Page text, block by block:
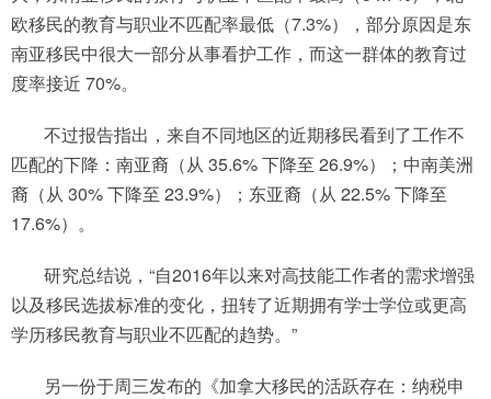
欧移民的教育与职业不匹配率最低（7.3%），部分原因是东
南亚移民中很大一部分从事看护工作，而这一群体的教育过
度率接近 70%。
不过报告指出，来自不同地区的近期移民看到了工作不
匹配的下降：南亚裔（从 35.6% 下降至 26.9%）；中南美洲
裔（从 30% 下降至 23.9%）；东亚裔（从 22.5% 下降至
17.6%）。
研究总结说，“自2016年以来对高技能工作者的需求增强
以及移民选拔标准的变化，扭转了近期拥有学士学位或更高
学历移民教育与职业不匹配的趋势。”
另一份于周三发布的《加拿大移民的活跃存在：纳税申